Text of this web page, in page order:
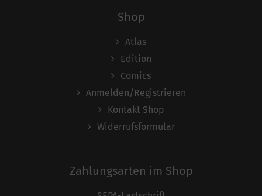
Shop
Atlas
Edition
Comics
Anmelden/Registrieren
Kontakt Shop
Widerrufsformular
Zahlungsarten im Shop